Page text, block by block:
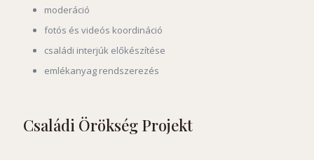
moderáció
fotós és videós koordináció
családi interjúk előkészítése
emlékanyag rendszerezés
Családi Örökség Projekt